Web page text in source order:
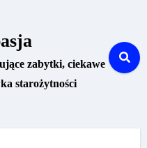
zabytki, ciekawe
starożytności